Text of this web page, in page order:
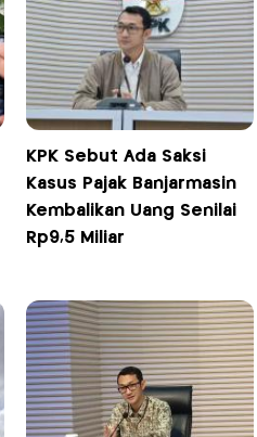
KPK Sebut Ada Saksi
Kasus Pajak Banjarmasin
Kembalikan Uang Senilai
Rp9,5 Miliar